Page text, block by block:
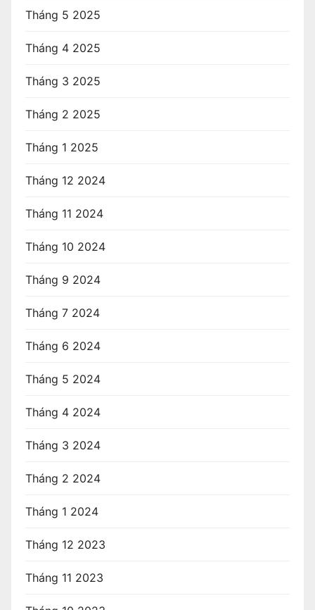
Tháng 5 2025
Tháng 4 2025
Tháng 3 2025
Tháng 2 2025
Tháng 1 2025
Tháng 12 2024
Tháng 11 2024
Tháng 10 2024
Tháng 9 2024
Tháng 7 2024
Tháng 6 2024
Tháng 5 2024
Tháng 4 2024
Tháng 3 2024
Tháng 2 2024
Tháng 1 2024
Tháng 12 2023
Tháng 11 2023